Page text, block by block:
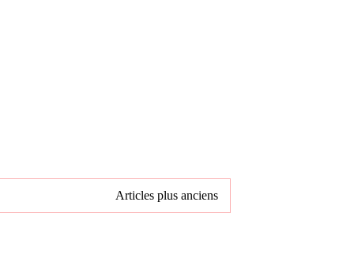
Articles plus anciens